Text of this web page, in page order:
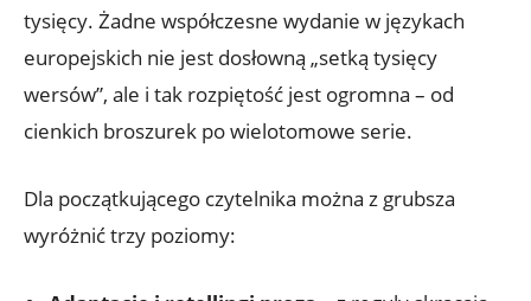
tysięcy. Żadne współczesne wydanie w językach
europejskich nie jest dosłowną „setką tysięcy
wersów”, ale i tak rozpiętość jest ogromna – od
cienkich broszurek po wielotomowe serie.
Dla początkującego czytelnika można z grubsza
wyróżnić trzy poziomy: